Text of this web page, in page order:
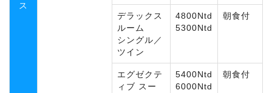
ス
デラックス
ルーム
シングル／
ツイン
4800Ntd
5300Ntd
朝食付
エグゼクテ
ィブ スー
5400Ntd
6000Ntd
朝食付